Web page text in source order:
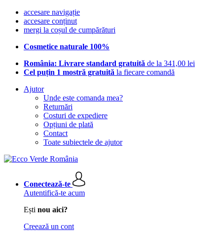
accesare navigație
accesare conținut
mergi la coșul de cumpărături
Cosmetice naturale 100%
România: Livrare standard gratuită de la 341,00 lei
Cel puțin 1 mostră gratuită la fiecare comandă
Ajutor
Unde este comanda mea?
Returnări
Costuri de expediere
Opțiuni de plată
Contact
Toate subiectele de ajutor
Conectează-te
Autentifică-te acum
Ești nou aici?
Creează un cont